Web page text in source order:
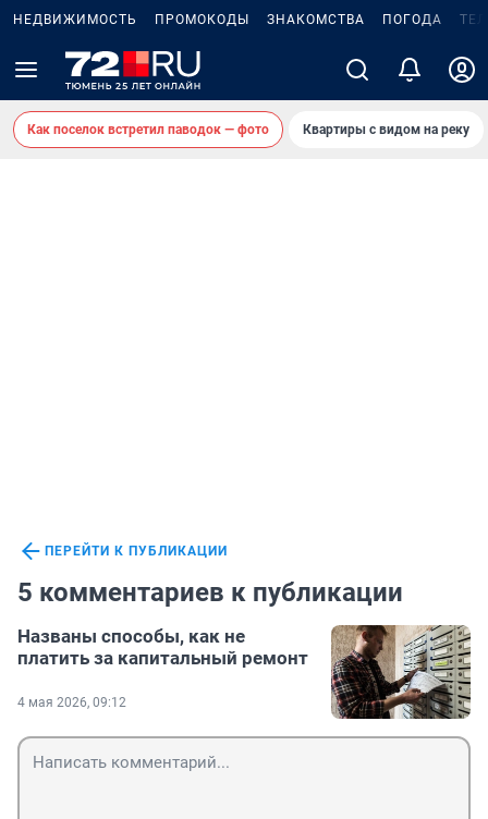
НЕДВИЖИМОСТЬ ПРОМОКОДЫ ЗНАКОМСТВА ПОГОДА
Как поселок встретил паводок — фото Квартиры с видом на реку
ПЕРЕЙТИ К ПУБЛИКАЦИИ
5 комментариев к публикации
Названы способы, как не
платить за капитальный ремонт
4 мая 2026, 09:12